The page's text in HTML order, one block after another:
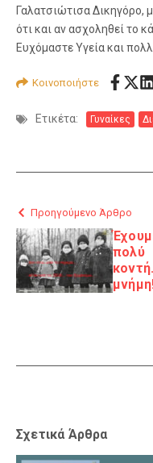
Γαλατσιώτισα Δικηγόρο,
ότι και αν ασχοληθεί το
Ευχόμαστε Υγεία και
Κοινοποιήστε
Ετικέτα: Γυναίκες
Προηγούμενο Άρθρο
πολύ
Σχετικά Άρθρα